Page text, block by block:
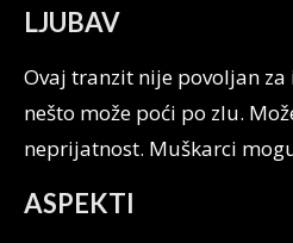
LJUBAV
Ovaj tranzit nije povoljan
nešto može poći po zlu.
neprijatnost. Muškarci
ASPEKTI